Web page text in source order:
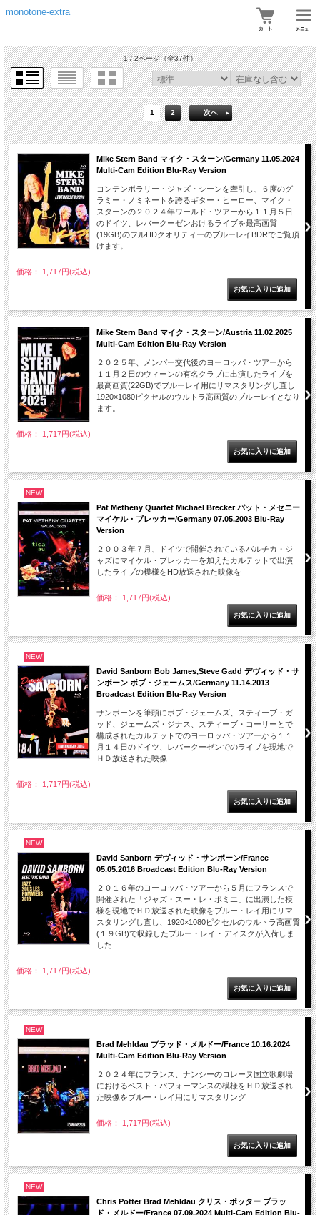
monotone-extra
1 / 2ページ（全37件）
1 2 次へ
Mike Stern Band マイク・スターン/Germany 11.05.2024
Multi-Cam Edition Blu-Ray Version
コンテンポラリー・ジャズ・シーンを牽引し、６度のグ
ラミー・ノミネートを誇るギター・ヒーロー、マイク・
スターンの２０２４年ワールド・ツアーから１１月５日
のドイツ、レバークーゼンおけるライブを最高画質
(19GB)のフルHDクオリティーのブルーレイBDRでご覧頂
けます。
価格： 1,717円(税込)
Mike Stern Band マイク・スターン/Austria 11.02.2025
Multi-Cam Edition Blu-Ray Version
２０２５年、メンバー交代後のヨーロッパ・ツアーから
１１月２日のウィーンの有名クラブに出演したライブを
最高画質(22GB)でブルーレイ用にリマスタリングし直し
1920×1080ピクセルのウルトラ高画質のブルーレイとなり
ます。
価格： 1,717円(税込)
NEW
Pat Metheny Quartet Michael Brecker パット・メセニー
マイケル・ブレッカー/Germany 07.05.2003 Blu-Ray
Version
２００３年７月、ドイツで開催されているバルチカ・ジ
ャズにマイケル・ブレッカーを加えたカルテットで出演
したライブの模様をHD放送された映像を
価格： 1,717円(税込)
NEW
David Sanborn Bob James,Steve Gadd デヴィッド・サ
ンボーン ボブ・ジェームス/Germany 11.14.2013
Broadcast Edition Blu-Ray Version
サンボーンを筆頭にボブ・ジェームズ、スティーブ・ガ
ッド、ジェームズ・ジナス、スティーブ・コーリーとで
構成されたカルテットでのヨーロッパ・ツアーから１１
月１４日のドイツ、レバークーゼンでのライブを現地で
ＨＤ放送された映像
価格： 1,717円(税込)
NEW
David Sanborn デヴィッド・サンボーン/France
05.05.2016 Broadcast Edition Blu-Ray Version
２０１６年のヨーロッパ・ツアーから５月にフランスで
開催された「ジャズ・スー・レ・ポミエ」に出演した模
様を現地でＨＤ放送された映像をブルー・レイ用にリマ
スタリングし直し、1920×1080ピクセルのウルトラ高画質
(１９GB)で収録したブルー・レイ・ディスクが入荷しま
した
価格： 1,717円(税込)
NEW
Brad Mehldau ブラッド・メルドー/France 10.16.2024
Multi-Cam Edition Blu-Ray Version
２０２４年にフランス、ナンシーのロレーヌ国立歌劇場
におけるベスト・パフォーマンスの模様をＨＤ放送され
た映像をブルー・レイ用にリマスタリング
価格： 1,717円(税込)
NEW
Chris Potter Brad Mehldau クリス・ポッター ブラッ
ド・メルドー/France 07.09.2024 Multi-Cam Edition Blu-